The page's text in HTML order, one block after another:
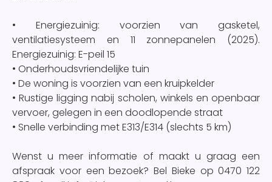
• Energiezuinig: voorzien van gasketel,
ventilatiesysteem en 11 zonnepanelen (2025).
Energiezuinig: E-peil 15
• Onderhoudsvriendelijke tuin
• De woning is voorzien van een kruipkelder
• Rustige ligging nabij scholen, winkels en openbaar
vervoer, gelegen in een doodlopende straat
• Snelle verbinding met E313/E314 (slechts 5 km)
Wenst u meer informatie of maakt u graag een
afspraak voor een bezoek? Bel Bieke op 0470 122